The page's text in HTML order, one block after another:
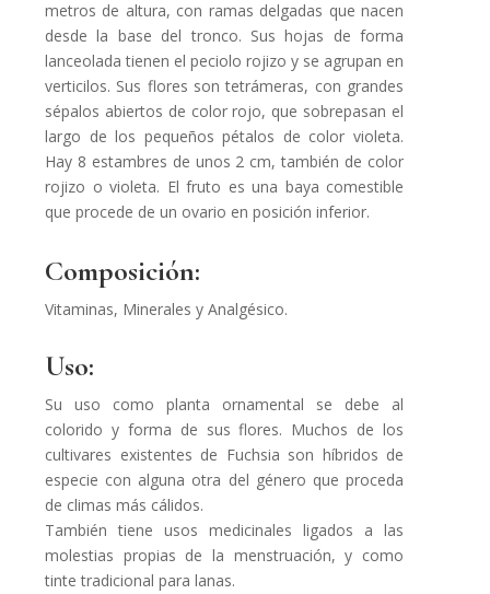
metros de altura, con ramas delgadas que nacen
desde la base del tronco. Sus hojas de forma
lanceolada tienen el peciolo rojizo y se agrupan en
verticilos. Sus flores son tetrámeras, con grandes
sépalos abiertos de color rojo, que sobrepasan el
largo de los pequeños pétalos de color violeta.
Hay 8 estambres de unos 2 cm, también de color
rojizo o violeta. El fruto es una baya comestible
que procede de un ovario en posición inferior.
Composición:
Vitaminas, Minerales y Analgésico.
Uso:
Su uso como planta ornamental se debe al
colorido y forma de sus flores. Muchos de los
cultivares existentes de Fuchsia son híbridos de
especie con alguna otra del género que proceda
de climas más cálidos.
También tiene usos medicinales ligados a las
molestias propias de la menstruación, y como
tinte tradicional para lanas.